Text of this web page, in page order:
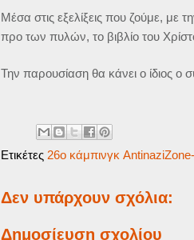
Μέσα στις εξελίξεις που ζούμε, με
προ των πυλών, το βιβλίο του
Την παρουσίαση θα κάνει ο ίδιος ο
Ετικέτες 26o κάμπινγκ
Δεν υπάρχουν σχόλια:
Δημοσίευση σχολίου